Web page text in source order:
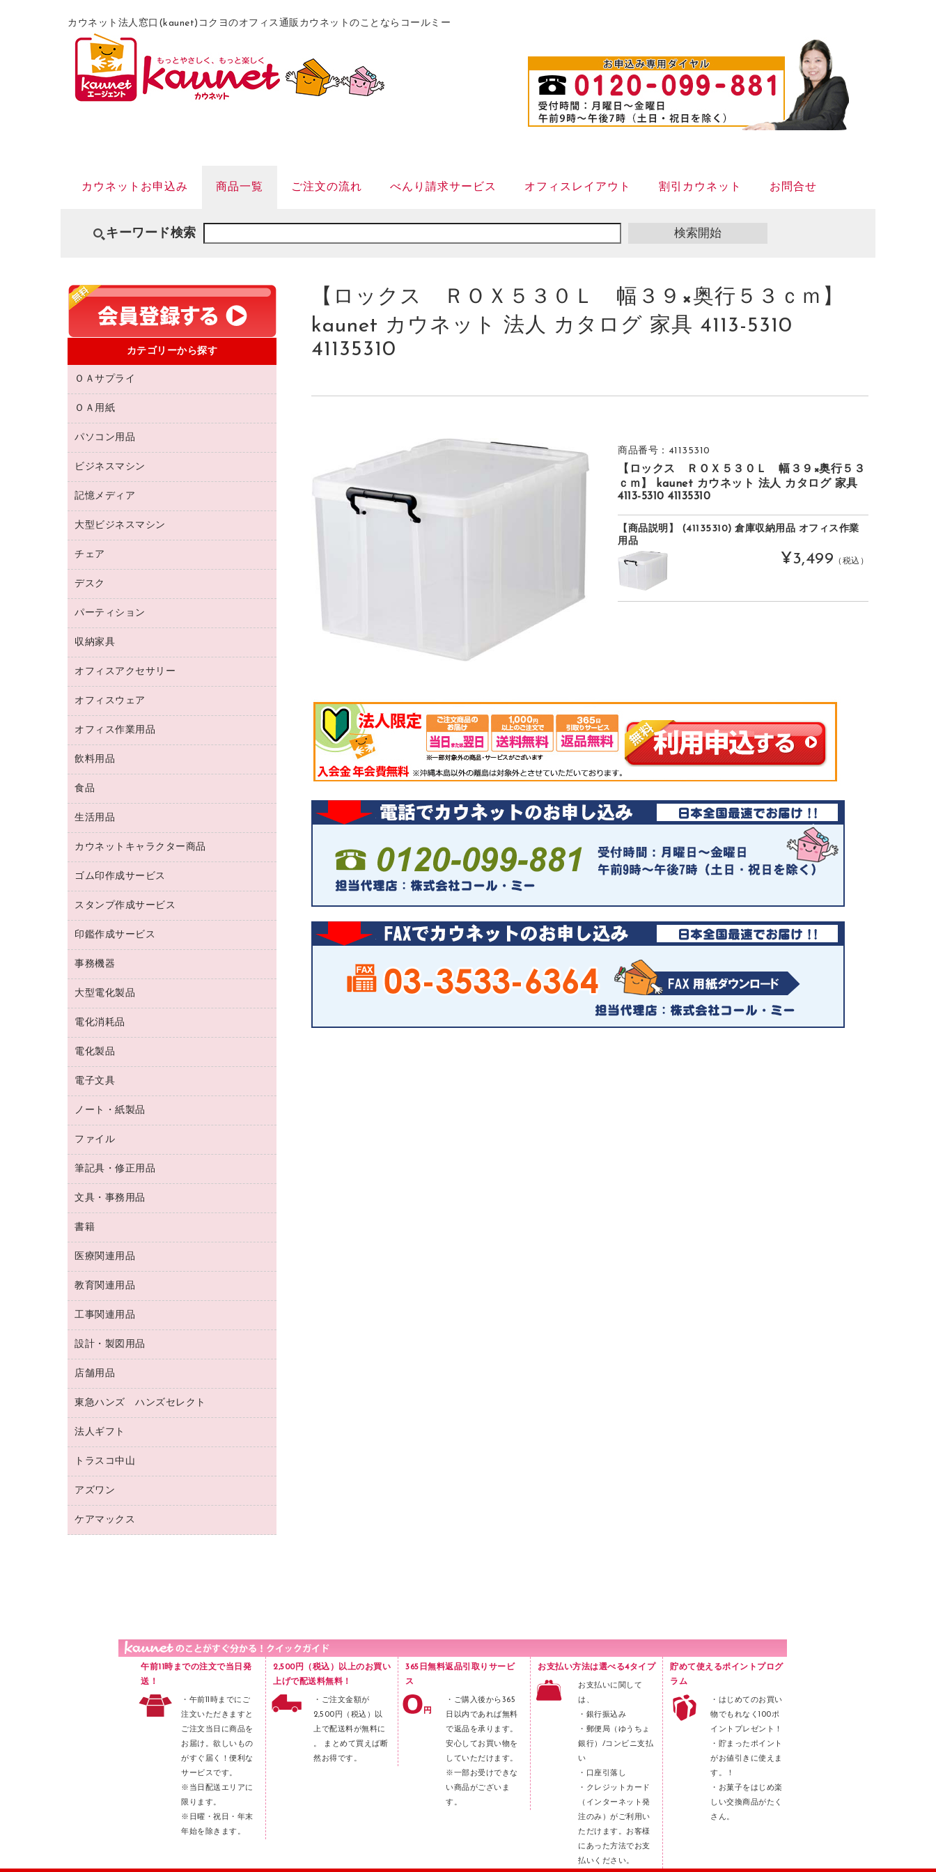
カウネット法人窓口(kaunet)コクヨのオフィス通販カウネットのことならコールミー
カウネットお申込み 商品一覧 ご注文の流れ べんり請求サービス オフィスレイアウト 割引カウネット お問合せ
キーワード検索
【ロックス ＲＯＸ５３０Ｌ 幅３９×奥行５３ｃｍ】
kaunet カウネット 法人 カタログ 家具 4113-5310
41135310
商品番号：41135310
【ロックス ＲＯＸ５３０Ｌ 幅３９×奥行５３
ｃｍ】 kaunet カウネット 法人 カタログ 家具
4113-5310 41135310
【商品説明】 (41135310) 倉庫収納用品 オフィス作業
用品
¥3,499 （税込）
カテゴリーから探す
ＯＡサプライ
互換インクカートリッジ
リサイクルトナー（プール方式）
リサイクルインクカートリッジ
プリンタ用リボン
トナーカートリッジ
コピートナー
インクカートリッジ
ＯＡ用紙
名刺用紙
ワープロ用紙
ラベル用紙
プロッター用紙
ハガキ用紙
その他コピー用紙・プリンタ用紙
コピー用紙
パソコン用品
パソコン周辺機器
マウスパッド
マウス
パソコンバッグ／収納用品
ネットワーク／ＬＡＮ機器
ネットワーク／ＬＡＮアクセサリー
セキュリティ用品
ＵＳＢハブ／ＵＳＢアクセサリー
ＯＡフィルター
ＯＡクリーナー／エアダスター
ＨＤＤ／ＳＳＤ
ディスプレイモニター
ビジネスマシン
電話機
レーザープリンタ／複合機
メモリーカード
プロジェクタ
ファクシミリ
デジタルカメラ
スキャナー
コピー機
記憶メディア
ブルーレイディスク
ＣＤ－ＲＷ
ＣＤ－Ｒ
メディア収納用品
大型ビジネスマシン
プリンタ
チェア
応接イス・ベンチ
オフィスチェア
デスク
ミーティングテーブル
デスク
カウンター
パーティション
ホワイトボード・黒板
収納家具
保管庫・書庫
ロッカー・下駄箱
その他収納
オフィスアクセサリー
オフィスアクセサリー
オフィスウェア
医療・介護・ワーキングウェア
ブラウス・シャツ
アウター
オフィス作業用品
養生用品
防災用備蓄食品・飲料
台車・脚立
倉庫収納用品
作業用雑貨
梱包用品
梱包用テープ
園芸用品
ペット用品
飲料用品
緑茶飲料
茶葉・インスタント
紅茶・バラエティ飲料
レギュラーコーヒー
ミルク・シュガー
ソフトドリンク
コーヒーメーカー・備品
インスタントコーヒー
食品
食品
生活用品
浴室用品
台所用洗剤
掃除用品
掃除用洗剤
洗濯用品
消臭・芳香剤
殺虫剤
飲食用消耗品
ハンドソープ・石鹸
トイレ用品
トイレ用洗剤
ティッシュペーパー
ダストボックス
タオル・アメニティ用品
スリッパ・サンダル・シューズ
スポーツ・レジャー用品
ゴミ袋
キッチン用品
食品添加物製品
カウネットキャラクター商品
カウネットキャラクター商品
ゴム印作成サービス
ゴム印作成サービス
ゴム印（一行印）作成サービス
ゴム印（フリーサイズ印）作成サービス
スタンプ作成サービス
シヤチハタスタンプ作成サービス
カウネットスタンプ作成サービス
印鑑作成サービス
印鑑作成サービス
事務機器
大型シュレッダー（共配）
レーザーポインター
ラミネートフィルム
ラミネータ
タイムレコーダー
シュレッダ
ＯＨＰ用品
大型電化製品
冷蔵庫・キッチン・調理家電
テレビ・ＡＶ機器
電化消耗品
電球・蛍光灯
乾電池・充電池
フィルム・カメラ用品
デスクライト
アルバム
電化製品
掃除機・クリーナー
空調・季節家電
その他電化製品
キッチン・調理家電
ＯＡタップ／延長コード
電子文具
電卓
ラベルテープ
その他電子文具
ノート・紙製品
封筒
伝票
典礼用品
帳簿
額縁
各種用紙
ルーズリーフ
ファイル
名刺整理用品
板目表紙・綴込表紙
背幅が伸びるファイル
統一伝票用ファイル
収納保存用品
レターファイル
リングファイル
プレゼン用ファイル
ファイルボックス
パイプ式ファイル
その他ファイル
クリヤーホルダー
クリヤーブック（差替式）
クリヤーブック（固定式）
２穴リフィル・２穴インデックス
筆記具・修正用品
万年筆
消しゴム
修正液・修正ペン
修正テープ
鉛筆
マーキングペン（油性）
マーキングペン（水性）
ボールペン（油性）
ボールペン（ゲルインク）
シャープペンシル用替芯
文具・事務用品
輪ゴム
両面テープ
名札
保管・整理用品
壁面／足元収納
備品／小物ケース
透明テープ 事務用
電話台
針なしステープラー
紙めくり
裁断機
レターケース
ラベル類
メンディングテープ
メッシュケース／ペンケース
ブックエンド／ブックスタンド
書籍
パソコンソフト
医療関連用品
保健用品
使い捨て手袋
感染症対策用品
介護用品
医療関連用品
品）
教育関連用品
教育関連用品
工事関連用品
工事関連用品
設計・製図用品
設計・製図用品
店舗用品
店舗運営用品
陳列什器
紙手提げ袋
レジ・ポリ袋
ディスプレイ用品
カウンター／お会計用品
東急ハンズ ハンズセレクト
東急ハンズ
法人ギフト
高島屋
高島屋（食品・飲料）
カウネットギフト（食品・飲料）
トラスコ中山
建築・作業用品
アズワン
医療・介護用品（食品・飲料・食添製
品）
ケアマックス
午前11時までの注文で当日発
送！
・午前11時までにご
注文いただきますと
ご注文当日に商品を
お届け。欲しいもの
がすぐ届く！便利な
サービスです。
※当日配送エリアに
限ります。
※日曜・祝日・年末
年始を除きます。
2,500円（税込）以上のお買い
上げで配送料無料！
・ご注文金額が
2,500円（税込）以
上で配送料が無料に
。 まとめて買えば断
然お得です。
365日無料返品引取りサービ
ス
・ご購入後から365
日以内であれば無料
で返品を承ります。
安心してお買い物を
していただけます。
※一部お受けできな
い商品がございま
す。
お支払い方法は選べる4タイプ
お支払いに関して
は、
・銀行振込み
・郵便局（ゆうちょ
銀行）/コンビニ支払
い
・口座引落し
・クレジットカード
（インターネット発
注のみ）がご利用い
ただけます。お客様
にあった方法でお支
払いください。
貯めて使えるポイントプログ
ラム
・はじめてのお買い
物でもれなく100ポ
イントプレゼント！
・貯まったポイント
がお値引きに使えま
す。！
・お菓子をはじめ楽
しい交換商品がたく
さん。